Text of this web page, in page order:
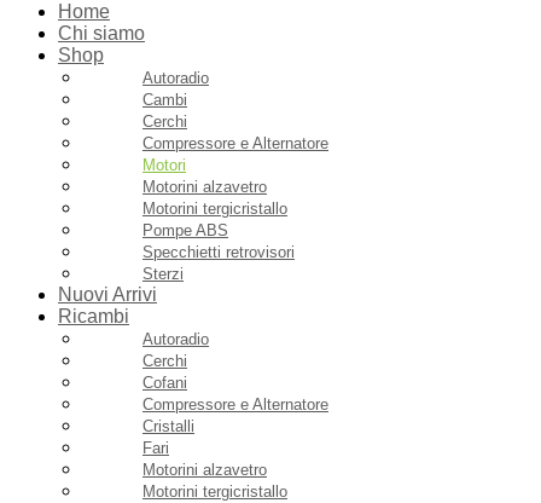
Home
Chi siamo
Shop
Autoradio
Cambi
Cerchi
Compressore e Alternatore
Motori
Motorini alzavetro
Motorini tergicristallo
Pompe ABS
Specchietti retrovisori
Sterzi
Nuovi Arrivi
Ricambi
Autoradio
Cerchi
Cofani
Compressore e Alternatore
Cristalli
Fari
Motorini alzavetro
Motorini tergicristallo